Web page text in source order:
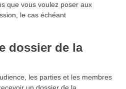
que vous voulez poser aux
le cas échéant
dossier de la
les parties et les membres